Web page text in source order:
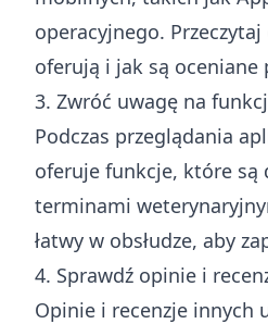
operacyjnego.
oferują i jak są oceniane
3. Zwróć uwagę na
Podczas przeglądania
oferuje funkcje, które są
terminami
łatwy w obsłudze, aby
4. Sprawdź opinie i
Opinie i recenzje innych